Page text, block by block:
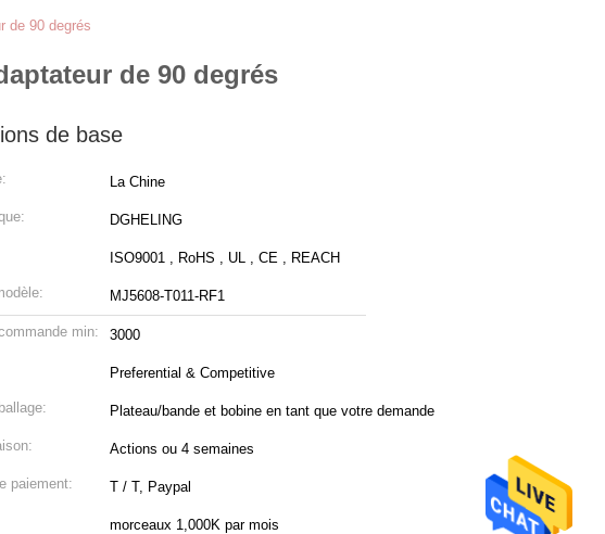
de 90 degrés
de 90 degrés
de base
La Chine
DGHELING
ISO9001 , RoHS , UL , CE , REACH
MJ5608-T011-RF1
min: 3000
Preferential & Competitive
Plateau/bande et bobine en tant que votre demande
Actions ou 4 semaines
paiement: T / T, Paypal
morceaux 1,000K par mois